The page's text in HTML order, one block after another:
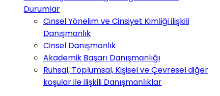
Durumlar
Cinsel Yönelim ve Cinsiyet Kimliği ilişkili
Danışmanlık
Cinsel Danışmanlık
Akademik Başarı Danışmanlığı
Ruhsal, Toplumsal, Kişisel ve Çevresel diğer
koşular ile ilişkili Danışmanlıklar